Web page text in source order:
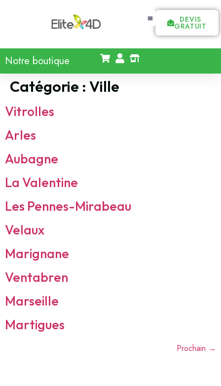
DEVIS
GRATUIT
Notre boutique
Catégorie : Ville
Vitrolles
Arles
Aubagne
La Valentine
Les Pennes-Mirabeau
Velaux
Marignane
Ventabren
Marseille
Martigues
Prochain →